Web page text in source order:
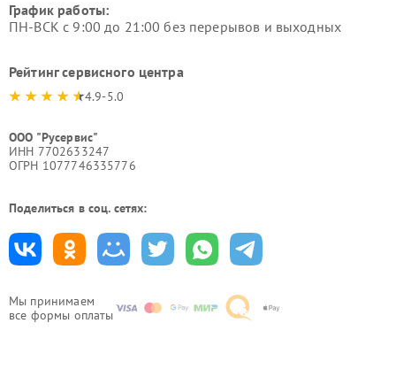
Мы принимаем
все формы оплаты
График работы:
ПН-ВСК с 9:00 до 21:00 без перерывов и выходных
Рейтинг сервисного центра
4.9-5.0
ООО "Русервис"
ИНН 7702633247
ОГРН 1077746335776
Поделиться в соц. сетях: